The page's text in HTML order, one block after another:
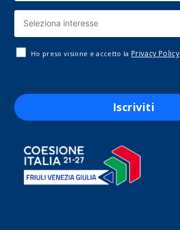
Ho preso visione e accetto la Privacy Policy
Iscriviti